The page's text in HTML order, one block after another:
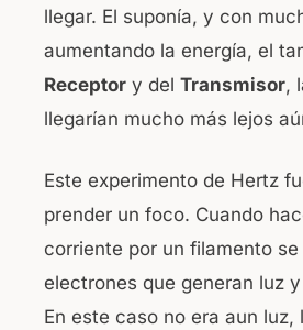
llegar. El suponía, y con
aumentando la energía, el
Receptor y del Transmisor,
llegarían mucho más lejos
Este experimento de Hertz
prender un foco. Cuando
corriente por un filamento se
electrones que generan luz
En este caso no era aun luz,